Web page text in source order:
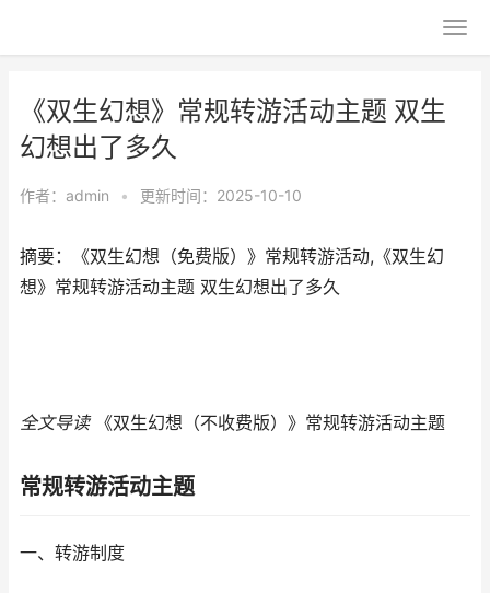
《双生幻想》常规转游活动主题 双生
幻想出了多久
作者： admin • 更新时间：2025-10-10
摘要：《双生幻想（免费版）》常规转游活动,《双生幻
想》常规转游活动主题 双生幻想出了多久
全文导读《双生幻想（不收费版）》常规转游活动主题
常规转游活动主题
一、转游制度